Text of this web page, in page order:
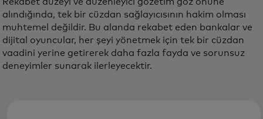
alındığında, tek bir cüzdan sağlayıcısının hakim olması
muhtemel değildir. Bu alanda rekabet eden bankalar ve
dijital oyuncular, her şeyi yönetmek için tek bir cüzdan
vaadini yerine getirerek daha fazla fayda ve sorunsuz
deneyimler sunarak ilerleyecektir.